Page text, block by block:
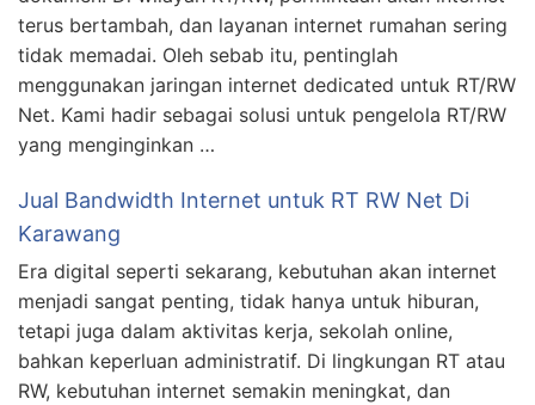
terus bertambah, dan layanan internet rumahan sering
tidak memadai. Oleh sebab itu, pentinglah
menggunakan jaringan internet dedicated untuk RT/RW
Net. Kami hadir sebagai solusi untuk pengelola RT/RW
yang menginginkan …
Jual Bandwidth Internet untuk RT RW Net Di
Karawang
Era digital seperti sekarang, kebutuhan akan internet
menjadi sangat penting, tidak hanya untuk hiburan,
tetapi juga dalam aktivitas kerja, sekolah online,
bahkan keperluan administratif. Di lingkungan RT atau
RW, kebutuhan internet semakin meningkat, dan